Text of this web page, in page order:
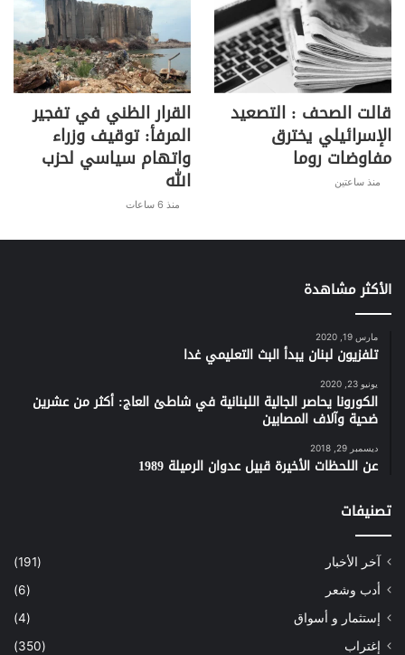
قالت الصحف : التصعيد
الإسرائيلي يخترق
مفاوضات روما
منذ ساعتين
القرار الظني في تفجير
المرفأ: توقيف وزراء
واتهام سياسي لحزب
الله
منذ 6 ساعات
الأكثر مشاهدة
مارس 19, 2020
تلفزيون لبنان يبدأ البث التعليمي غدا
يونيو 23, 2020
الكورونا يحاصر الجالية اللبنانية في شاطئ العاج: أكثر من عشرين
ضحية وآلاف المصابين
ديسمبر 29, 2018
عن اللحظات الأخيرة قبيل عدوان الرميلة 1989
تصنيفات
آخر الأخبار
(191)
أدب وشعر
(6)
إستثمار و أسواق
(4)
إغتراب
(350)